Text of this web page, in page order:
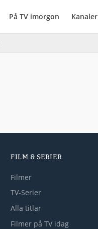
På TV imorgon Kanaler
FILM & SERIER
Filmer
TV-Serier
Alla titlar
Filmer på TV idag